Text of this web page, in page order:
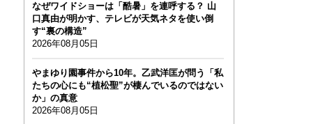
なぜワイドショーは「酷暑」を連呼する？ 山
口真由が明かす、テレビが天気ネタを使い倒
す“裏の構造”
2026年08月05日
やまゆり園事件から10年。乙武洋匡が問う「私
たちの心にも“植松聖”が棲んでいるのではない
か」の真意
2026年08月05日